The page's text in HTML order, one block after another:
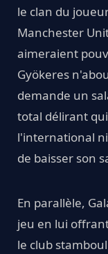
le clan du
Manchester
aimeraient
Gyökeres
demande un
total délirant
l'international
de baisser son
En parallèle,
jeu en lui
le club